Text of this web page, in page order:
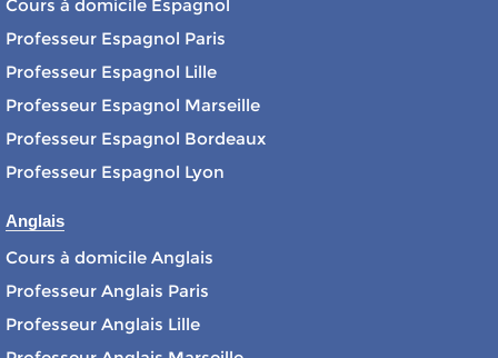
Cours à domicile Espagnol
Professeur Espagnol Paris
Professeur Espagnol Lille
Professeur Espagnol Marseille
Professeur Espagnol Bordeaux
Professeur Espagnol Lyon
Anglais
Cours à domicile Anglais
Professeur Anglais Paris
Professeur Anglais Lille